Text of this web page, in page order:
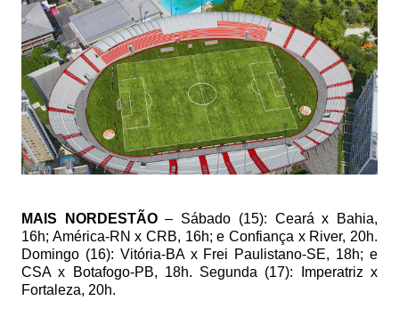
MAIS NORDESTÃO– Sábado (15): Ceará x Bahia,
16h; América-RN x CRB, 16h; e Confiança x River, 20h.
Domingo (16): Vitória-BA x Frei Paulistano-SE, 18h; e
CSA x Botafogo-PB, 18h. Segunda (17): Imperatriz x
Fortaleza, 20h.